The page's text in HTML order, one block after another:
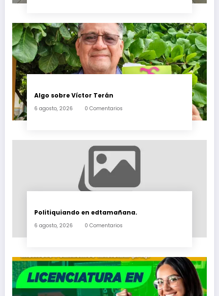
Algo sobre Víctor Terán
6 agosto, 2026 0 Comentarios
Politiquiando en edtamañana.
6 agosto, 2026 0 Comentarios